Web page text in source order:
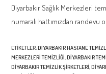
Diyarbakır Sağlık Merkezleri
numaralı hattımızdan randevu
ETIKETLER:DIYARBAKIR HASTANE
MERKEZLERI TEMIZLIĞI,DIYARBAKIR
DIYARBAKIR TEMIZLIK ŞIRKETLERI,